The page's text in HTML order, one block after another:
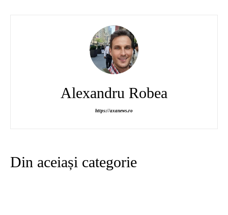
Alexandru Robea
https://axanews.ro
Din aceiași categorie